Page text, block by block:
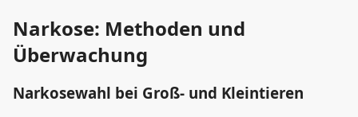
Narkose: Methoden und
Überwachung
Narkosewahl bei Groß- und Kleintieren